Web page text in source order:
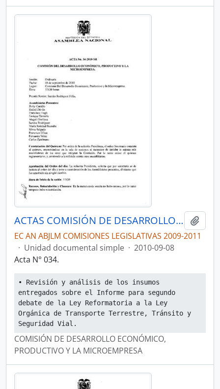
ACTAS COMISIÓN DE DESARROLLO ECONÓMICO, PRODUCTIVO Y LA MICROEMPRESA
EC AN ABJLM COMISIONES LEGISLATIVAS 2009-2011
· Unidad documental simple · 2010-09-08
Acta N° 034.
• Revisión y análisis de los insumos
entregados sobre el Informe para segundo
debate de la Ley Reformatoria a la Ley
Orgánica de Transporte Terrestre, Tránsito y
Seguridad Vial.
COMISIÓN DE DESARROLLO ECONÓMICO,
PRODUCTIVO Y LA MICROEMPRESA